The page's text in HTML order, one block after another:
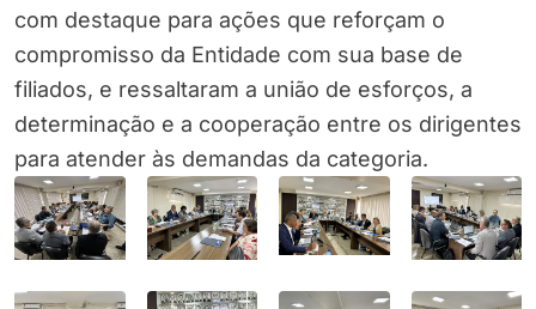
com destaque para ações que reforçam o
compromisso da Entidade com sua base de
filiados, e ressaltaram a união de esforços, a
determinação e a cooperação entre os dirigentes
para atender às demandas da categoria.